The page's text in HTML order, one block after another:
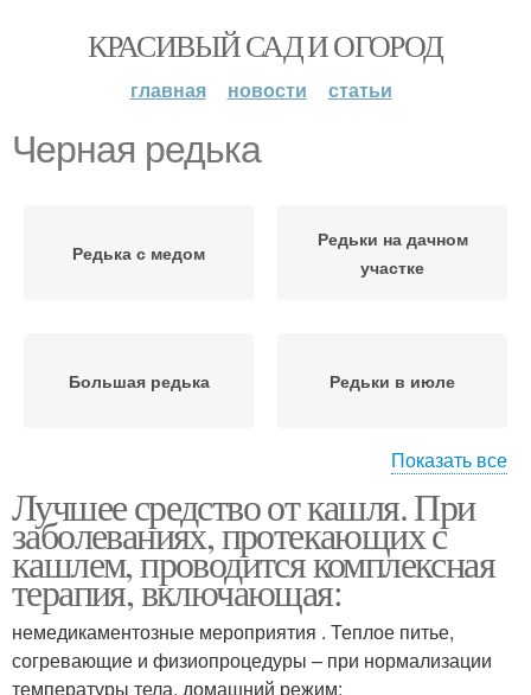
КРАСИВЫЙ САД И ОГОРОД
главная новости статьи
Черная редька
Редька с медом
Редьки на дачном
участке
Большая редька Редьки в июле
Уход за черной редькой Редька на даче
Показать все
Лучшее средство от кашля. При
заболеваниях, протекающих с
кашлем, проводится комплексная
терапия, включающая:
немедикаментозные мероприятия . Теплое питье,
согревающие и физиопроцедуры – при нормализации
температуры тела, домашний режим;